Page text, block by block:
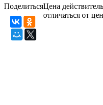
ПоделитьсяЦена
отличаться от